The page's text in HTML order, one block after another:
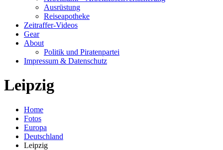
Ausrüstung
Reiseapotheke
Zeitraffer-Videos
Gear
About
Politik und Piratenpartei
Impressum & Datenschutz
Leipzig
Home
Fotos
Europa
Deutschland
Leipzig